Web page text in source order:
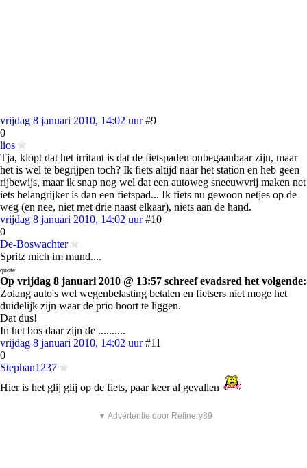
vrijdag 8 januari 2010, 14:02 uur #9
0
lios
Tja, klopt dat het irritant is dat de fietspaden onbegaanbaar zijn, maar
het is wel te begrijpen toch? Ik fiets altijd naar het station en heb geen
rijbewijs, maar ik snap nog wel dat een autoweg sneeuwvrij maken net
iets belangrijker is dan een fietspad... Ik fiets nu gewoon netjes op de
weg (en nee, niet met drie naast elkaar), niets aan de hand.
vrijdag 8 januari 2010, 14:02 uur #10
0
De-Boswachter
Spritz mich im mund....
quote:
Op vrijdag 8 januari 2010 @ 13:57 schreef evadsred het volgende:
Zolang auto's wel wegenbelasting betalen en fietsers niet moge het
duidelijk zijn waar de prio hoort te liggen.
Dat dus!
In het bos daar zijn de ..........
vrijdag 8 januari 2010, 14:02 uur #11
0
Stephan1237
Hier is het glij glij op de fiets, paar keer al gevallen
▼ Advertentie door Refinery89